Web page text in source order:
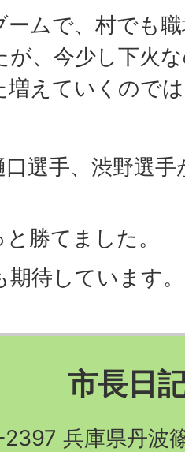
ームで、村でも
が、今少し下火
増えていくので
選手、渋野選
勝てました。
待しています。
市長日
兵庫県丹波